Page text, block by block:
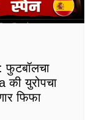
फुटबॉलचा
की युरोपचा
फिफा